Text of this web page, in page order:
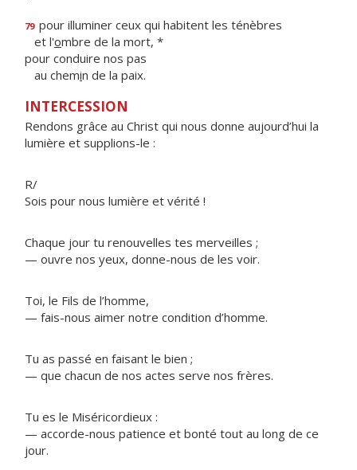
79 pour illuminer ceux qui habitent les ténèbres
et l'ombre de la mort, *
pour conduire nos pas
au chemin de la paix.
INTERCESSION
Rendons grâce au Christ qui nous donne aujourd’hui la
lumière et supplions-le :
R/
Sois pour nous lumière et vérité !
Chaque jour tu renouvelles tes merveilles ;
— ouvre nos yeux, donne-nous de les voir.
Toi, le Fils de l’homme,
— fais-nous aimer notre condition d’homme.
Tu as passé en faisant le bien ;
— que chacun de nos actes serve nos frères.
Tu es le Miséricordieux :
— accorde-nous patience et bonté tout au long de ce
jour.